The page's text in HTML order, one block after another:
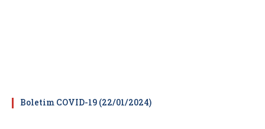
Boletim COVID-19 (22/01/2024)